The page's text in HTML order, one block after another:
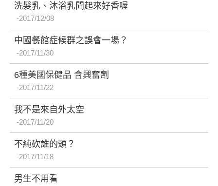
洗髮乳、沐浴乳聞起來好香喔
2017/12/08
中國餐館症候群之誤會一場？
2017/11/30
6種美國保健品 含興奮劑
2017/11/22
我不是來自外太空
2017/11/20
不純砍誰的頭？
2017/11/18
男生不用看